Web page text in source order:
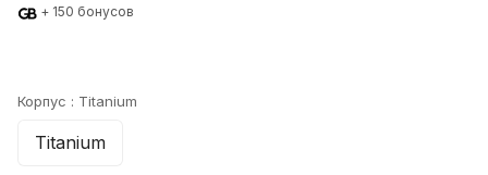
+ 150 бонусов
Корпус : Titanium
Titanium